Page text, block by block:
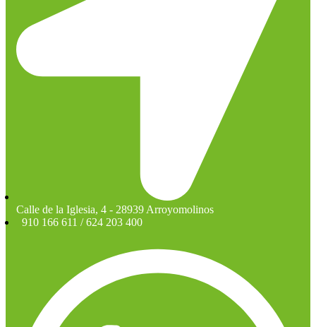
Calle de la Iglesia, 4 - 28939 Arroyomolinos
910 166 611 / 624 203 400